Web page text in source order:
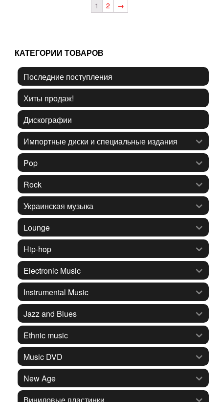
1 2 →
КАТЕГОРИИ ТОВАРОВ
Последние поступления
Хиты продаж!
Дискографии
Импортные диски и специальные издания
Pop
Rock
Украинская музыка
Lounge
Hip-hop
Electronic Music
Instrumental Music
Jazz and Blues
Ethnic music
Music DVD
New Age
Виниловые пластинки